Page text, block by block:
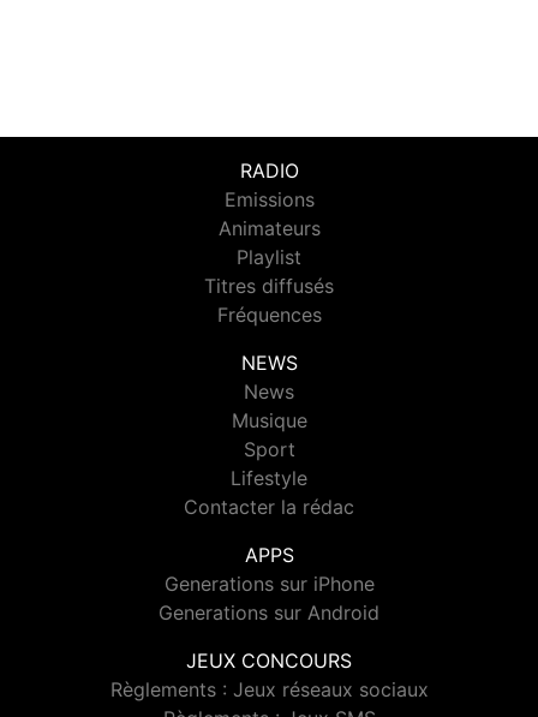
RADIO
Emissions
Animateurs
Playlist
Titres diffusés
Fréquences
NEWS
News
Musique
Sport
Lifestyle
Contacter la rédac
APPS
Generations sur iPhone
Generations sur Android
JEUX CONCOURS
Règlements : Jeux réseaux sociaux